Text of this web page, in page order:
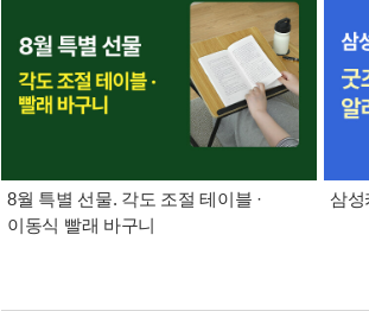
8월 특별 선물. 각도 조절 테이블 ·
이동식 빨래 바구니
삼성